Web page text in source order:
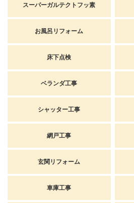
スーパーガルテクトフッ素
お風呂リフォーム
床下点検
ベランダ工事
シャッター工事
網戸工事
玄関リフォーム
車庫工事